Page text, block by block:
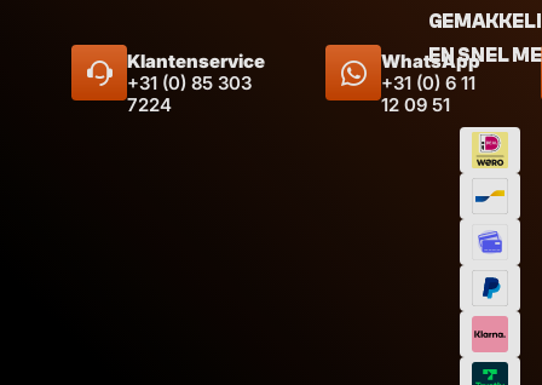
Klantenservice
+31 (0) 85 303
7224
WhatsApp
+31 (0) 6 11
12 09 51
EN SNEL